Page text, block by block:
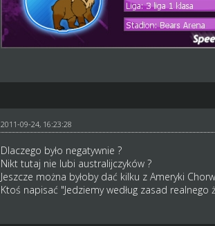
2011-09-24, 16:23:28
Dlaczego było negatywnie ?
Nikt tutaj nie lubi australijczyków ?
Jeszcze można byłoby dać kilku z Ameryki
Ktoś napisać "Jedziemy według zasad